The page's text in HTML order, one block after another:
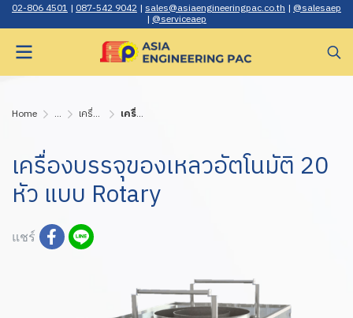
02-806 4501 | 087-542 9042 | sales@asiaengineerin gpac.co.th | @salesaep
| @serviceaep
Home ... เครื่องบรรจุของเหลว ของเหลวมีกาก ของเหลวข้นหนืด เครื่องบรรจุของเหลวอัตโนมัติ 20 หัว แบบ Rotary
เครื่องบรรจุของเหลวอัตโนมัติ 20
หัว แบบ Rotary
แชร์